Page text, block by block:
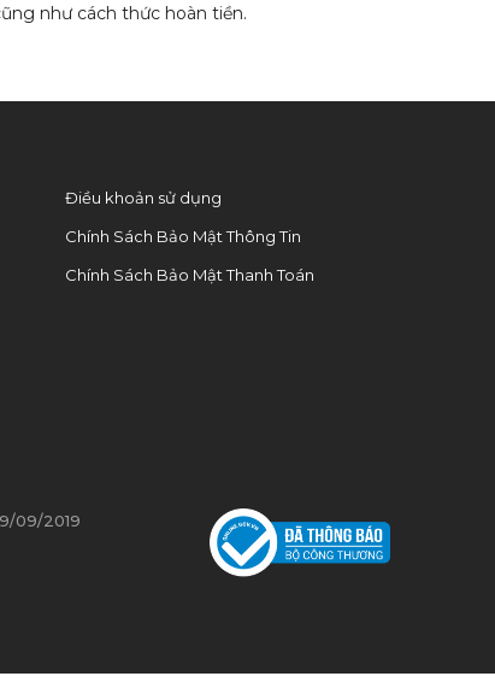
như cách thức hoàn tiền.
Điều khoản sử dụng
Chính Sách Bảo Mật Thông Tin
Chính Sách Bảo Mật Thanh Toán
09/2019